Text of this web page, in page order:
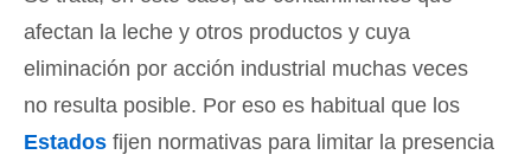
afectan la leche y otros productos y cuya
eliminación por acción industrial muchas veces
no resulta posible. Por eso es habitual que los
Estados fijen normativas para limitar la presencia